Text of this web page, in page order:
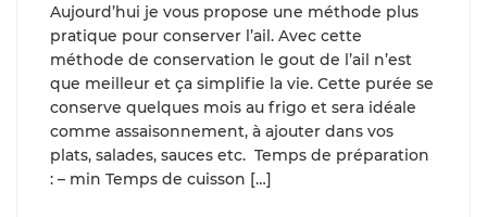
Aujourd’hui je vous propose une méthode plus
pratique pour conserver l’ail. Avec cette
méthode de conservation le gout de l’ail n’est
que meilleur et ça simplifie la vie. Cette purée se
conserve quelques mois au frigo et sera idéale
comme assaisonnement, à ajouter dans vos
plats, salades, sauces etc. Temps de préparation
: – min Temps de cuisson […]